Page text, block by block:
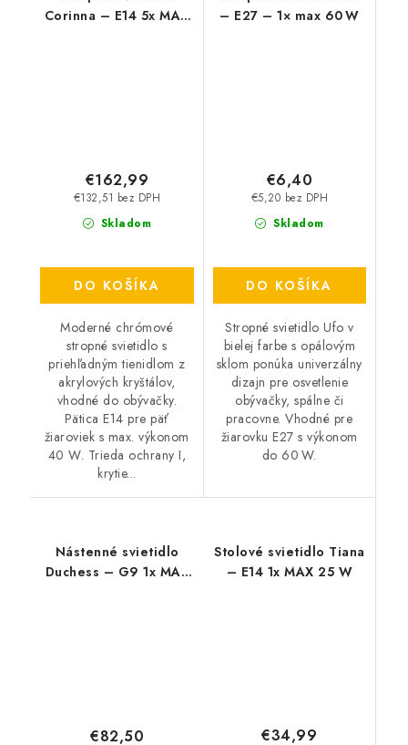
Corinna – E14 5x MAX
Skladom
€132,51 bez DPH
€162,99
DO KOŠÍKA
Moderné chrómové
stropné svietidlo s
priehľadným tienidlom z
akrylových kryštálov,
vhodné do obývačky.
Pätica E14 pre päť
žiaroviek s max. výkonom
40 W. Trieda ochrany I,
krytie...
– E27 – 1× max 60 W
Skladom
€5,20 bez DPH
€6,40
DO KOŠÍKA
Stropné svietidlo Ufo v
bielej farbe s opálovým
sklom ponúka univerzálny
dizajn pre osvetlenie
obývačky, spálne či
pracovne. Vhodné pre
žiarovku E27 s výkonom
do 60 W.
Nástenné svietidlo
Duchess – G9 1x MAX
€82,50
Stolové svietidlo Tiana
– E14 1x MAX 25 W
€34,99